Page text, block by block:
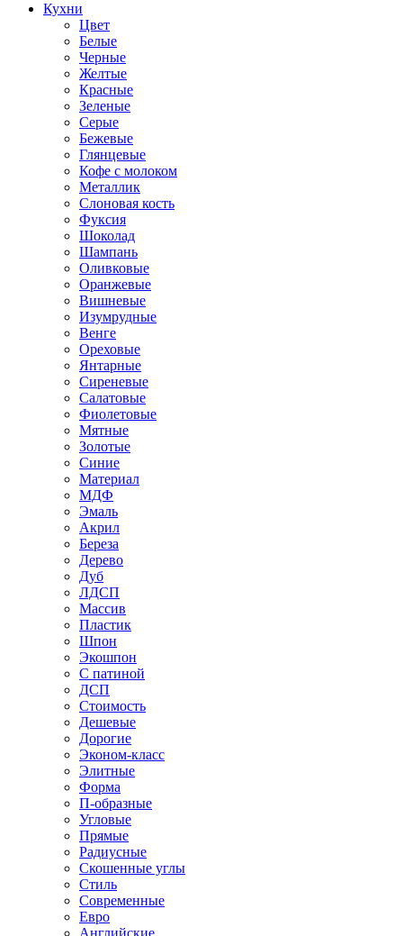
Кухни
Цвет
Белые
Черные
Желтые
Красные
Зеленые
Серые
Бежевые
Глянцевые
Кофе с молоком
Металлик
Слоновая кость
Фуксия
Шоколад
Шампань
Оливковые
Оранжевые
Вишневые
Изумрудные
Венге
Ореховые
Янтарные
Сиреневые
Салатовые
Фиолетовые
Мятные
Золотые
Синие
Материал
МДФ
Эмаль
Акрил
Береза
Дерево
Дуб
ЛДСП
Массив
Пластик
Шпон
Экошпон
С патиной
ДСП
Стоимость
Дешевые
Дорогие
Эконом-класс
Элитные
Форма
П-образные
Угловые
Прямые
Радиусные
Скошенные углы
Стиль
Современные
Евро
Английские